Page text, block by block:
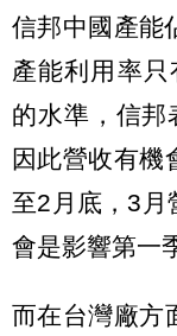
信邦中國產能
產能利用率
的水準，信邦
因此營收有機
至2月底，3月
會是影響第一
而在台灣廠方